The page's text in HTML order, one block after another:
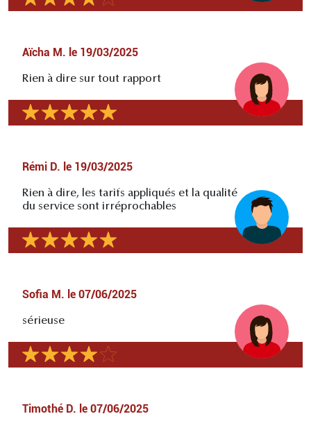
Aïcha M. le 19/03/2025
Rien à dire sur tout rapport
Rémi D. le 19/03/2025
Rien à dire, les tarifs appliqués et la qualité
du service sont irréprochables
Sofia M. le 07/06/2025
sérieuse
Timothé D. le 07/06/2025